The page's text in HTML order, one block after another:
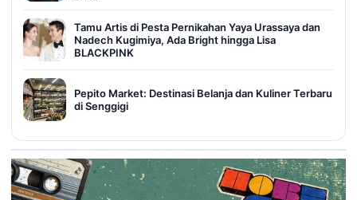
Tamu Artis di Pesta Pernikahan Yaya Urassaya dan
Nadech Kugimiya, Ada Bright hingga Lisa
BLACKPINK
Pepito Market: Destinasi Belanja dan Kuliner Terbaru
di Senggigi